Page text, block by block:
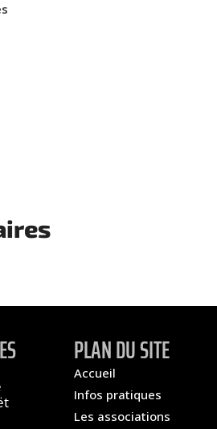
PLAN DU SITE
Accueil
Infos pratiques
Les associations